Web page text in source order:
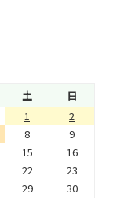
土
日
1
2
8
9
15
16
22
23
29
30